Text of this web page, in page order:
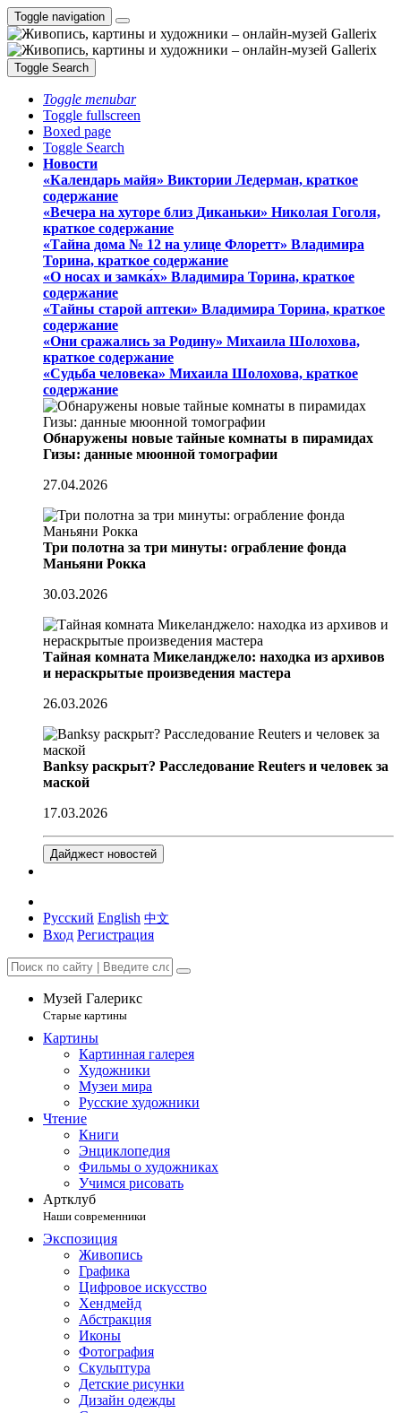
Toggle navigation
Toggle Search
Toggle menubar
Toggle fullscreen
Boxed page
Toggle Search
Новости
«Календарь майя» Виктории Ледерман, краткое
содержание
«Вечера на хуторе близ Диканьки» Николая Гоголя,
краткое содержание
«Тайна дома № 12 на улице Флоретт» Владимира
Торина, краткое содержание
«О носах и замка́х» Владимира Торина, краткое
содержание
«Тайны старой аптеки» Владимира Торина, краткое
содержание
«Они сражались за Родину» Михаила Шолохова,
краткое содержание
«Судьба человека» Михаила Шолохова, краткое
содержание
Обнаружены новые тайные комнаты в пирамидах
Гизы: данные мюонной томографии
27.04.2026
Три полотна за три минуты: ограбление фонда
Маньяни Рокка
30.03.2026
Тайная комната Микеланджело: находка из архивов
и нераскрытые произведения мастера
26.03.2026
Banksy раскрыт? Расследование Reuters и человек за
маской
17.03.2026
Дайджест новостей
Русский English 中文
Вход Регистрация
Музей Галерикс
Старые картины
Картины
Картинная галерея
Художники
Музеи мира
Русские художники
Чтение
Книги
Энциклопедия
Фильмы о художниках
Учимся рисовать
Артклуб
Наши современники
Экспозиция
Живопись
Графика
Цифровое искусство
Хендмейд
Абстракция
Иконы
Фотография
Скульптура
Детские рисунки
Дизайн одежды